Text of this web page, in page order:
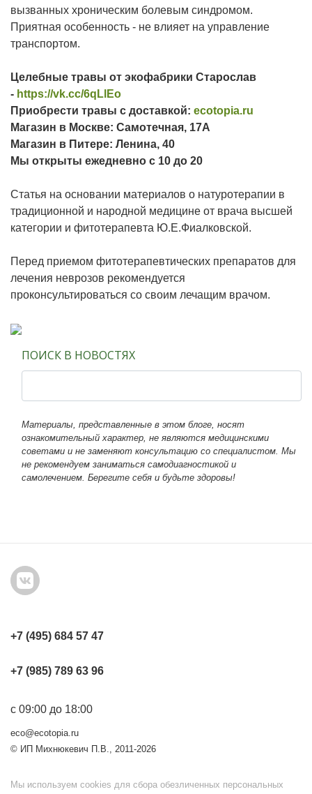
вызванных хроническим болевым синдромом.
Приятная особенность - не влияет на управление
транспортом.
Целебные травы от экофабрики Старослав
- https://vk.cc/6qLlEo
Приобрести травы с доставкой: ecotopia.ru
Магазин в Москве: Самотечная, 17А
Магазин в Питере: Ленина, 40
Мы открыты ежедневно с 10 до 20
Статья на основании материалов о натуротерапии в
традиционной и народной медицине от врача высшей
категории и фитотерапевта Ю.Е.Фиалковской.
Перед приемом фитотерапевтических препаратов для
лечения неврозов рекомендуется
проконсультироваться со своим лечащим врачом.
ПОИСК В НОВОСТЯХ
Материалы, представленные в этом блоге, носят
ознакомительный характер, не являются медицинскими
советами и не заменяют консультацию со специалистом. Мы
не рекомендуем заниматься самодиагностикой и
самолечением. Берегите себя и будьте здоровы!
+7 (495) 684 57 47
+7 (985) 789 63 96
с 09:00 до 18:00
eco@ecotopia.ru
© ИП Михнюкевич П.В., 2011-2026
Мы используем cookies для сбора обезличенных персональных